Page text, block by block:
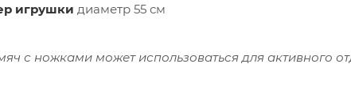
игрушки диаметр 55 см
с ножками может использоваться для активного